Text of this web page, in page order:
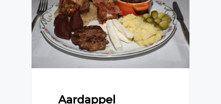
Aardappel